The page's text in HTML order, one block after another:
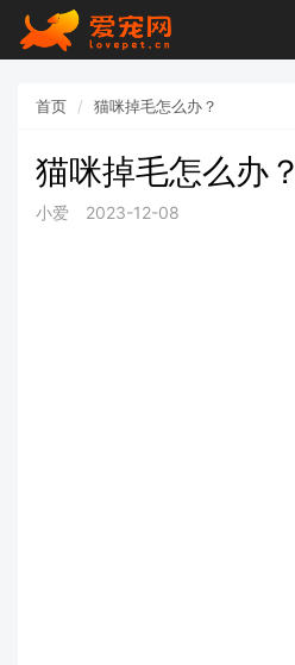
首页 猫咪掉毛怎么办？
猫咪掉毛怎么办？
小爱 2023-12-08